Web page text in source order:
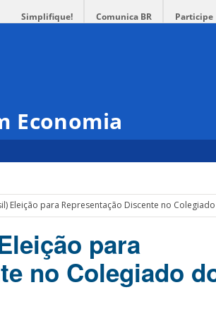
Simplifique! Comunica BR Participe
Economia
Eleição para Representação Discente no Colegiado
para
no Colegiado